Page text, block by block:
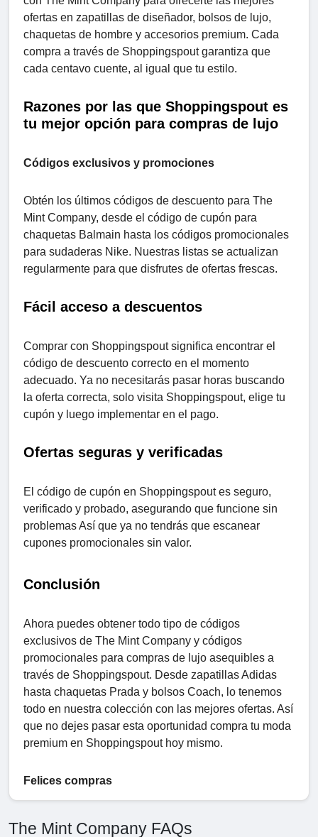
ofertas en zapatillas de diseñador, bolsos de lujo,
chaquetas de hombre y accesorios premium. Cada
compra a través de Shoppingspout garantiza que
cada centavo cuente, al igual que tu estilo.
Razones por las que Shoppingspout es
tu mejor opción para compras de lujo
Códigos exclusivos y promociones
Obtén los últimos códigos de descuento para The
Mint Company, desde el código de cupón para
chaquetas Balmain hasta los códigos promocionales
para sudaderas Nike. Nuestras listas se actualizan
regularmente para que disfrutes de ofertas frescas.
Fácil acceso a descuentos
Comprar con Shoppingspout significa encontrar el
código de descuento correcto en el momento
adecuado. Ya no necesitarás pasar horas buscando
la oferta correcta, solo visita Shoppingspout, elige tu
cupón y luego implementar en el pago.
Ofertas seguras y verificadas
El código de cupón en Shoppingspout es seguro,
verificado y probado, asegurando que funcione sin
problemas Así que ya no tendrás que escanear
cupones promocionales sin valor.
Conclusión
Ahora puedes obtener todo tipo de códigos
exclusivos de The Mint Company y códigos
promocionales para compras de lujo asequibles a
través de Shoppingspout. Desde zapatillas Adidas
hasta chaquetas Prada y bolsos Coach, lo tenemos
todo en nuestra colección con las mejores ofertas. Así
que no dejes pasar esta oportunidad compra tu moda
premium en Shoppingspout hoy mismo.
Felices compras
The Mint Company FAQs